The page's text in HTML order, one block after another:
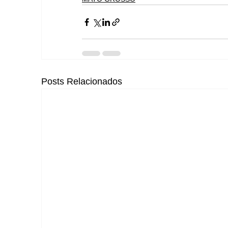
Posts Relacionados